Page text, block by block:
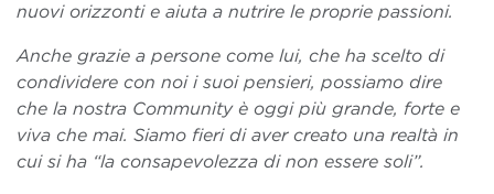
nuovi orizzonti e aiuta a nutrire le proprie passioni.
Anche grazie a persone come lui, che ha scelto di
condividere con noi i suoi pensieri, possiamo dire
che la nostra Community è oggi più grande, forte e
viva che mai. Siamo fieri di aver creato una realtà in
cui si ha “la consapevolezza di non essere soli”.